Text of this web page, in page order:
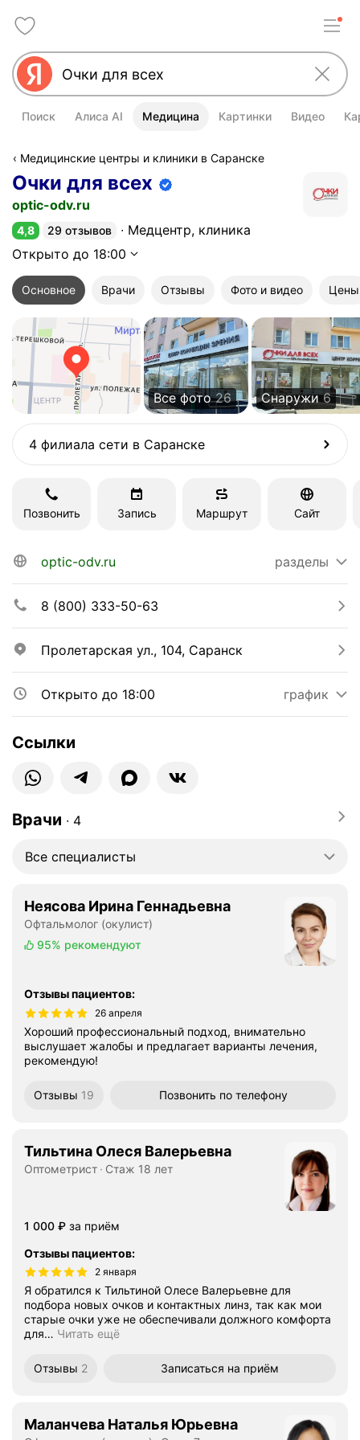
Поиск Алиса AI Медицина Картинки Видео
Медицинские центры и клиники в Саранске
Очки для всех
Информация об организации
optic-odv.ru
Рейтинг 4,8 из 5
4,8 29 отзывов
Медцентр, клиника
Открыто до 18:00
Основное Врачи Отзывы Фото и видео Цены
Все фото26 Снаружи6
4 филиала сети в Саранске
Позвонить Запись Маршрут Сайт
optic-odv.ru разделы
8 (800) 333-50-63
Пролетарская ул., 104, Саранск
Открыто до 18:00 график
Ссылки
Врачи ∙ 4
Все специалисты
Неясова Ирина Геннадьевна
Офтальмолог (окулист)
95% рекомендуют
Отзывы пациентов:
26 апреля
Хороший профессиональный подход, внимательно
выслушает жалобы и предлагает варианты лечения,
рекомендую!
Отзывы 19 Позвонить по телефону
Тильтина Олеся Валерьевна
Оптометрист Стаж 18 лет
Цена
1000
1 000 ₽ за приём
Отзывы пациентов:
2 января
Я обратился к Тильтиной Олесе Валерьевне для
подбора новых очков и контактных линз, так как мои
старые очки уже не обеспечивали должного комфорта
для… Читать ещё
Отзывы 2 Записаться на приём
Маланчева Наталья Юрьевна